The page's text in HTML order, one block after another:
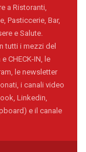
a Ristoranti,
Pasticcerie, Bar,
e Salute.
tutti i mezzi del
CHECK-IN, le
le newsletter
i canali video
Linkedin,
e il canale